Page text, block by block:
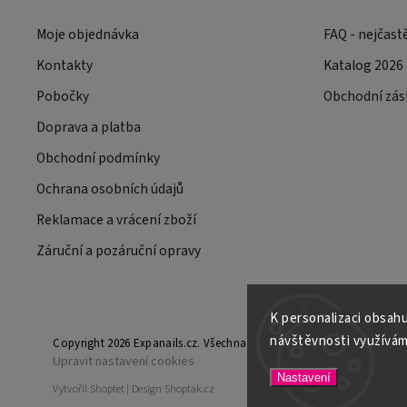
K personalizaci
návštěvnosti
Nastavení
Moje objednávka
Kontakty
Pobočky
Doprava a platba
Obchodní podmínky
Ochrana osobních údajů
Reklamace a vrácení zboží
Záruční a pozáruční opravy
FAQ -
Katalog 2026
Obchodní
Copyright 2026 Expanails.cz. Všechna práva vyhrazena.
Upravit nastavení cookies
Vytvořil Shoptet | Design Shoptak.cz